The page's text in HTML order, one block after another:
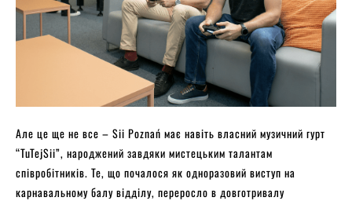
Але це ще не все – Sii Poznań має навіть власний музичний гурт
“TuTejSii”, народжений завдяки мистецьким талантам
співробітників. Те, що почалося як одноразовий виступ на
карнавальному балу відділу, переросло в довготривалу